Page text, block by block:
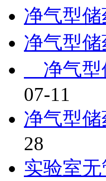
净气型储
净气型储
净气型
07-11
净气型
28
实验室